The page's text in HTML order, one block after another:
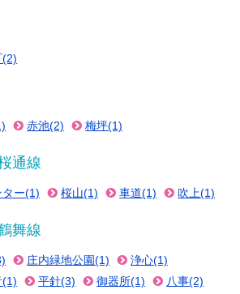
(2)
赤池(2) 梅坪(1)
通線
ター(1) 桜山(1) 車道(1) 吹上(1)
舞線
庄内緑地公園(1)
浄心(1)
(1) 平針(3) 御器所(1)
八事(2)